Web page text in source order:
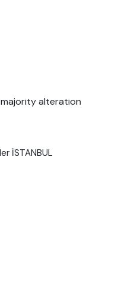
alteration
İSTANBUL